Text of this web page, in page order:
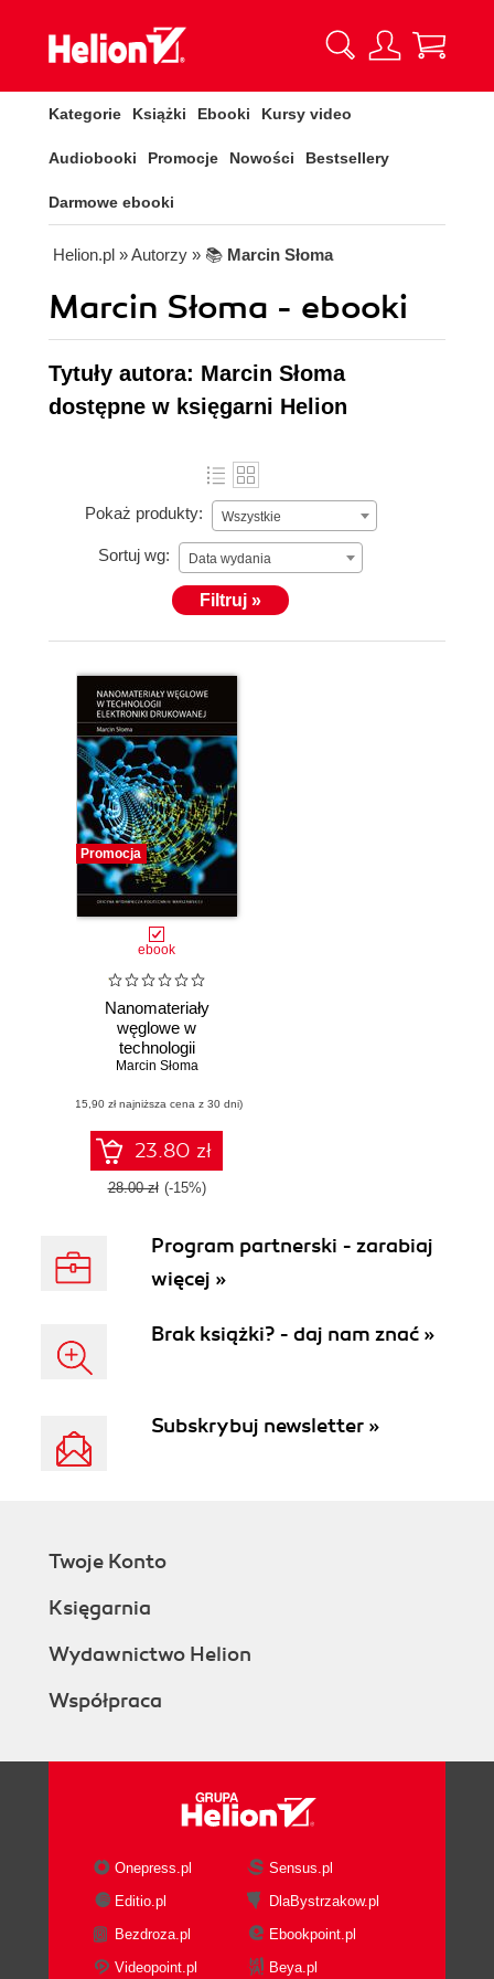
Kategorie Książki Ebooki Kursy video
Audiobooki Promocje Nowości Bestsellery
Darmowe ebooki
Helion.pl » Autorzy » 📚 Marcin Słoma
Marcin Słoma - ebooki
Tytuły autora: Marcin Słoma
dostępne w księgarni Helion
Pokaż produkty: Wszystkie
Sortuj wg: Data wydania
Filtruj »
Promocja
ebook
Nanomateriały
węglowe w
technologii
elektroniki
Marcin Słoma
(15,90 zł najniższa cena z 30 dni)
23.80 zł
28.00 zł (-15%)
Program partnerski - zarabiaj
więcej »
Brak książki? - daj nam znać »
Subskrybuj newsletter »
Twoje Konto
Księgarnia
Wydawnictwo Helion
Współpraca
Onepress.pl
Sensus.pl
Editio.pl
DlaBystrzakow.pl
Bezdroza.pl
Ebookpoint.pl
Videopoint.pl
Beya.pl